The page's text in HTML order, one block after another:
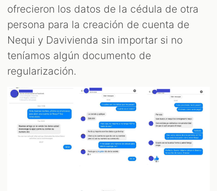
ofrecieron los datos de la cédula de otra
persona para la creación de cuenta de
Nequi y Davivienda sin importar si no
teníamos algún documento de
regularización.